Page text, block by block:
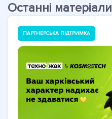
Останні матеріали
ПАРТНЕРСЬКА ПІДТРИМКА